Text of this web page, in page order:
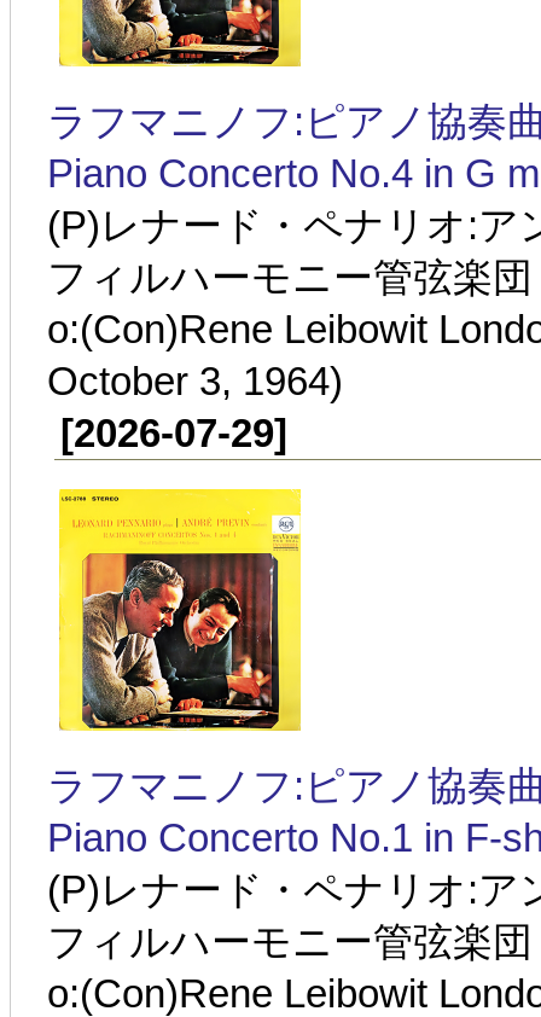
ラフマニノフ:ピアノ協奏
Piano Concerto No.4 in G
(P)レナード・ペナリオ:ア
フィルハーモニー管弦楽
o:(Con)Rene Leibowit
October 3, 1964)
[2026-07-29]
ラフマニノフ:ピアノ協奏
Piano Concerto No.1 in F-
(P)レナード・ペナリオ:ア
フィルハーモニー管弦楽
o:(Con)Rene Leibowit